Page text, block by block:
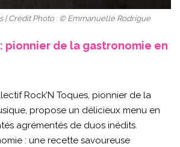
| Crédit Photo : © Emmanuelle Rodrigue
: pionnier de la gastronomie en
Rock’N Toques, pionnier de la
propose un délicieux menu en
agrémentés de duos inédits.
: une recette savoureuse